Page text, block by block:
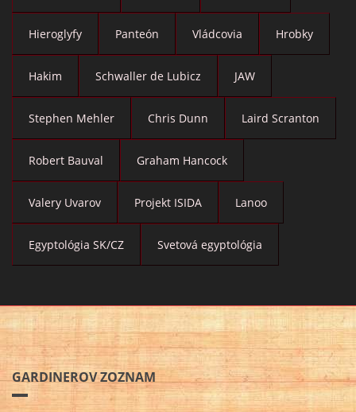
Hieroglyfy Panteón Vládcovia Hrobky
Hakim Schwaller de Lubicz JAW
Stephen Mehler Chris Dunn Laird Scranton
Robert Bauval Graham Hancock
Valery Uvarov Projekt ISIDA Lanoo
Egyptológia SK/CZ Svetová egyptológia
GARDINEROV ZOZNAM